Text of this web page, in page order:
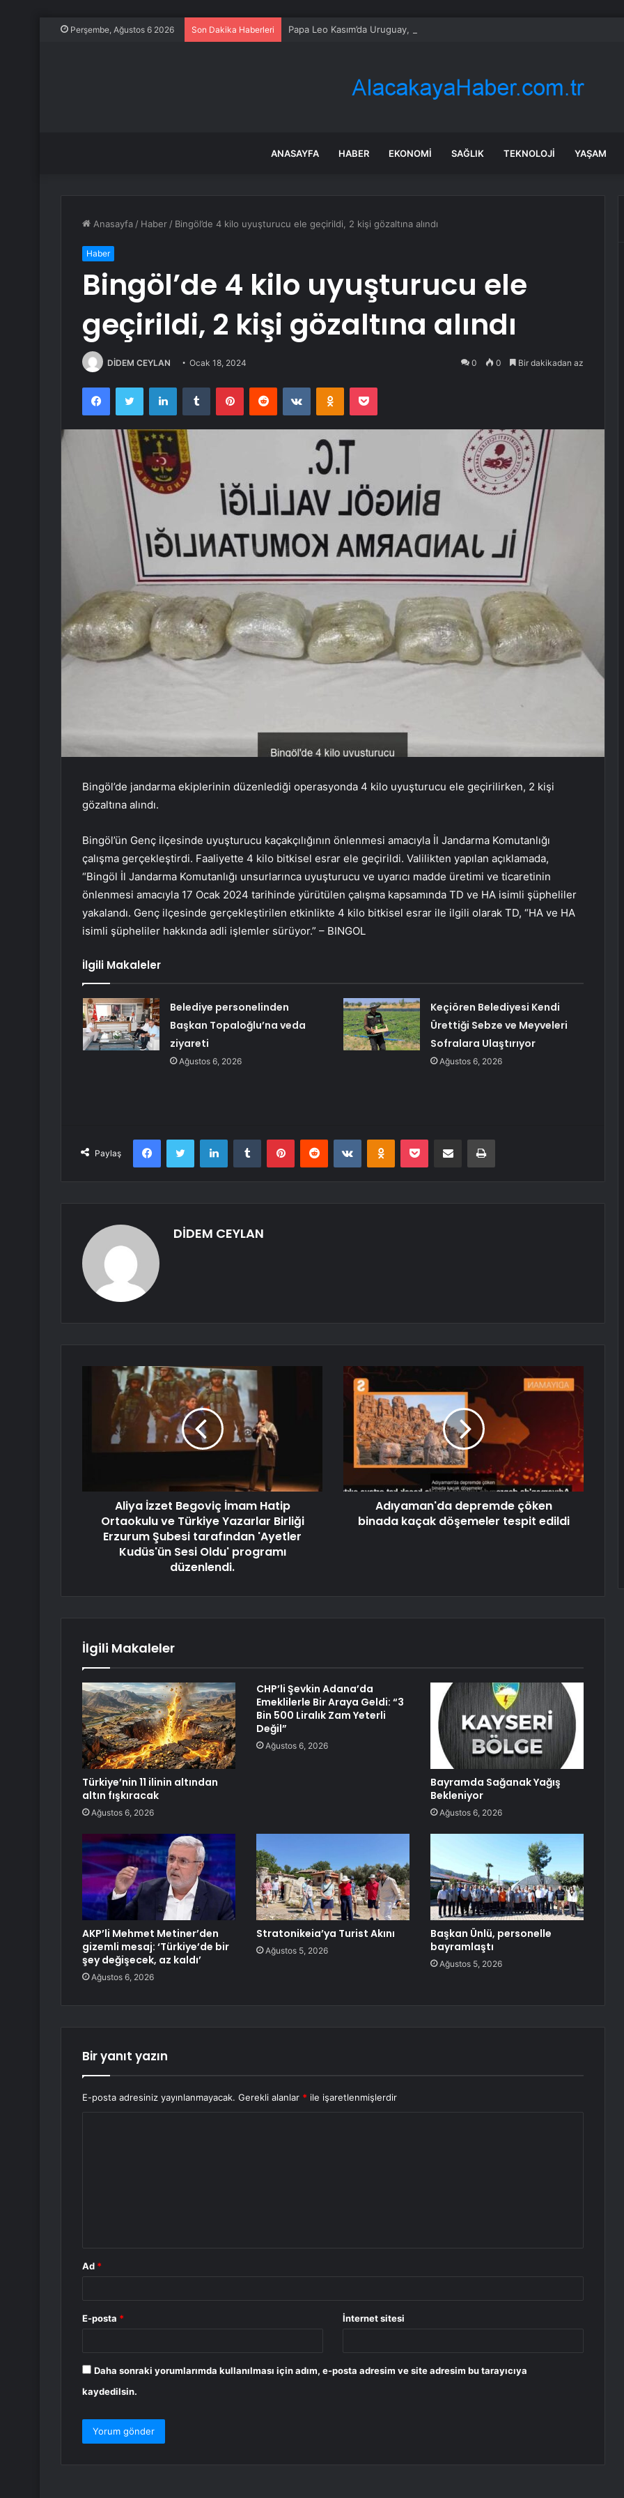
Perşembe, Ağustos 6 2026 Son Dakika Haberleri Papa Leo Kasım’da Uruguay, Arjantin ve Peru’yu ziyaret edecek
ANASAYFA HABER EKONOMI SAĞLIK TEKNOLOJI YAŞAM
Anasayfa / Haber / Bingöl’de 4 kilo uyuşturucu ele geçirildi, 2 kişi gözaltına alındı
Haber
Bingöl’de 4 kilo uyuşturucu ele
geçirildi, 2 kişi gözaltına alındı
DİDEM CEYLAN Ocak 18, 2024 0 0 Bir dakikadan az
FacebookTwitter LinkedInTumblr PinterestReddit VKontakteOdnoklassniki
Pocket
Bingöl’de jandarma ekiplerinin düzenlediği operasyonda 4 kilo uyuşturucu ele geçirilirken, 2 kişi
gözaltına alındı.
Bingöl’ün Genç ilçesinde uyuşturucu kaçakçılığının önlenmesi amacıyla İl Jandarma Komutanlığı
çalışma gerçekleştirdi. Faaliyette 4 kilo bitkisel esrar ele geçirildi. Valilikten yapılan açıklamada,
“Bingöl İl Jandarma Komutanlığı unsurlarınca uyuşturucu ve uyarıcı madde üretimi ve ticaretinin
önlenmesi amacıyla 17 Ocak 2024 tarihinde yürütülen çalışma kapsamında TD ve HA isimli şüpheliler
yakalandı. Genç ilçesinde gerçekleştirilen etkinlikte 4 kilo bitkisel esrar ile ilgili olarak TD, “HA ve HA
isimli şüpheliler hakkında adli işlemler sürüyor.” – BINGOL
İlgili Makaleler
Belediye personelinden
Başkan Topaloğlu’na veda
ziyareti
Ağustos 6, 2026
Keçiören Belediyesi Kendi
Ürettiği Sebze ve Meyveleri
Sofralara Ulaştırıyor
Ağustos 6, 2026
Paylaş
FacebookTwitter LinkedInTumblr PinterestReddit VKontakteOdnoklassniki
Pocket E-Posta ile paylaş Yazdır
DİDEM CEYLAN
Aliya İzzet Begoviç İmam Hatip
Ortaokulu ve Türkiye Yazarlar Birliği
Erzurum Şubesi tarafından 'Ayetler
Kudüs'ün Sesi Oldu' programı
düzenlendi.
Adıyaman'da depremde çöken
binada kaçak döşemeler tespit edildi
İlgili Makaleler
Türkiye’nin 11 ilinin altından
altın fışkıracak
Ağustos 6, 2026
CHP’li Şevkin Adana’da
Emeklilerle Bir Araya Geldi: “3
Bin 500 Liralık Zam Yeterli
Değil”
Ağustos 6, 2026
Bayramda Sağanak Yağış
Bekleniyor
Ağustos 6, 2026
AKP’li Mehmet Metiner’den
gizemli mesaj: ‘Türkiye’de bir
şey değişecek, az kaldı’
Ağustos 6, 2026
Stratonikeia’ya Turist Akını
Ağustos 5, 2026
Başkan Ünlü, personelle
bayramlaştı
Ağustos 5, 2026
Bir yanıt yazın
E-posta adresiniz yayınlanmayacak. Gerekli alanlar * ile işaretlenmişlerdir
Ad *
E-posta * İnternet sitesi
Daha sonraki yorumlarımda kullanılması için adım, e-posta adresim ve site adresim bu tarayıcıya
kaydedilsin.